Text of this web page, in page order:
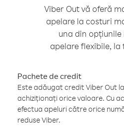
Viber Out vă oferă
apelare la costuri
una din opțiunile
apelare flexibile, la
Pachete de credit
Este adăugat credit Viber Out
achiziționați orice valoare. Cu
efectua apeluri către orice
reduse Viber.